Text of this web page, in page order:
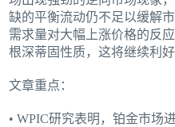
缺的平衡流动仍不足以缓解
需求量对大幅上涨价格的反
根深蒂固性质，这将继续利
文章重点：
• WPIC研究表明，铂金市场